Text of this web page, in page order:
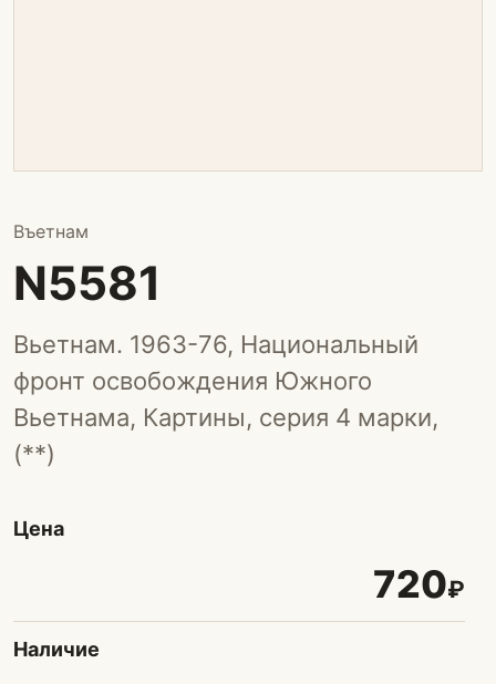
Въетнам
N5581
Вьетнам. 1963-76, Национальный
фронт освобождения Южного
Вьетнама, Картины, серия 4 марки,
(**)
Цена
720₽
Наличие